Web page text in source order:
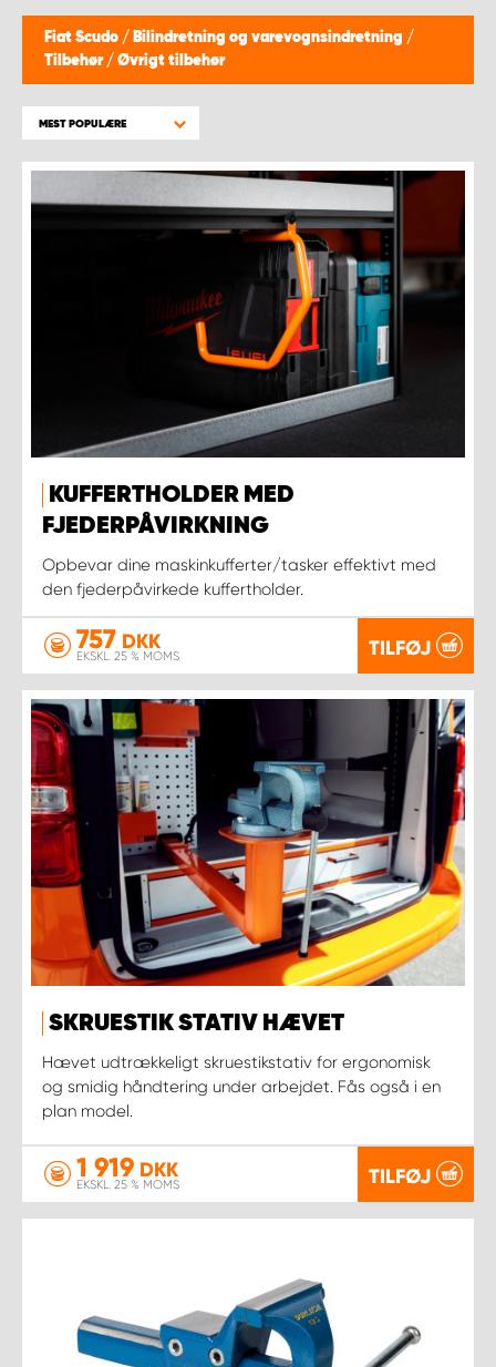
Fiat Scudo / Bilindretning og varevognsindretning /
Tilbehør / Øvrigt tilbehør
MEST POPULÆRE
KUFFERTHOLDER MED
FJEDERPÅVIRKNING
Opbevar dine maskinkufferter/tasker effektivt med
den fjederpåvirkede kuffertholder.
757 DKK
EKSKL. 25 % MOMS TILFØJ
SKRUESTIK STATIV HÆVET
Hævet udtrækkeligt skruestikstativ for ergonomisk
og smidig håndtering under arbejdet. Fås også i en
plan model.
1 919 DKK
EKSKL. 25 % MOMS TILFØJ